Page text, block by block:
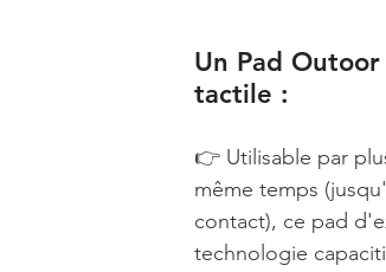
Un Pad
tactile :
👉 Utilisable par
même temps
contact), ce pad
technologie